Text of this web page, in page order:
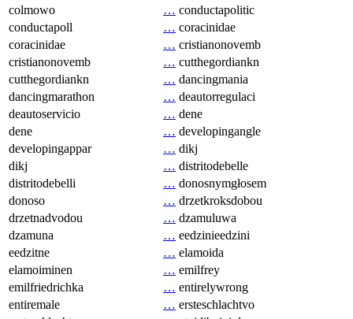
colmowo
… conductapolitic
conductapoll
… coracinidae
coracinidae
… cristianonovemb
cristianonovemb
… cutthegordiankn
cutthegordiankn
… dancingmania
dancingmarathon
… deautorregulaci
deautoservicio
… dene
dene
… developingangle
developingappar
… dikj
dikj
… distritodebelle
distritodebelli
… donosnymgłosem
donoso
… drzetkroksdobou
drzetnadvodou
… dzamuluwa
dzamuna
… eedzinieedzini
eedzitne
… elamoida
elamoiminen
… emilfrey
emilfriedrichka
… entirelywrong
entiremale
… ersteschlachtvo